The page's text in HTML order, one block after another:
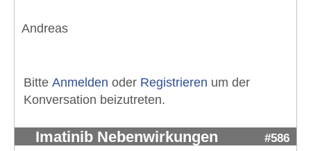
Andreas
Bitte Anmelden oder Registrieren um der
Konversation beizutreten.
Imatinib Nebenwirkungen #586